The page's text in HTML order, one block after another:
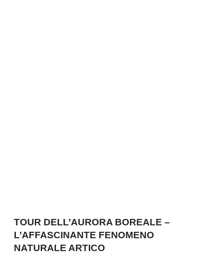
TOUR DELL’AURORA BOREALE –
L’AFFASCINANTE FENOMENO
NATURALE ARTICO